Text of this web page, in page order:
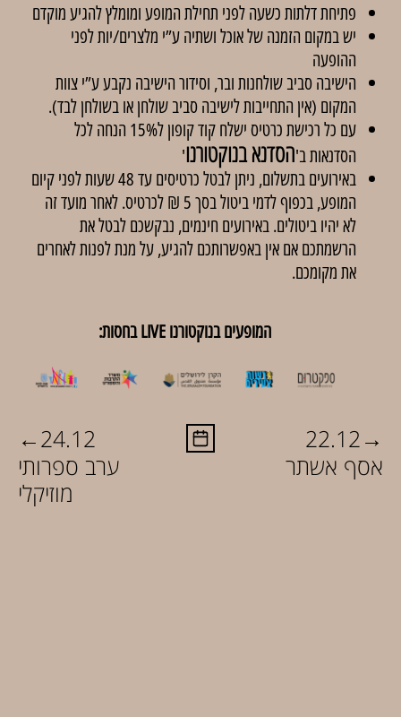
פתיחת דלתות כשעה לפני תחילת המופע ומומלץ להגיע מוקדם
יש במקום הזמנה של אוכל ושתיה ע”י מלצרים/יות לפני
ההופעה
הישיבה סביב שולחנות ובר, וסידור הישיבה נקבע ע”י צוות
המקום (אין התחייבות לישיבה סביב שולחן או בשולחן לבד).
עם כל רכישת כרטיס ישלח קוד קופון ל15% הנחה לכל
הסדנאות ב'הסדנא בנוקטורנו'
באירועים בתשלום, ניתן לבטל כרטיסים עד 48 שעות לפני קיום
המופע, בכפוף לדמי ביטול בסך 5 ₪ לכרטיס. לאחר מועד זה
לא יהיו ביטולים. באירועים חינמים, נבקשכם לבטל את
הרשמתכם אם אין באפשרותכם להגיע, על מנת לפנות לאחרים
את מקומכם.
המופעים בנוקטורנו LIVE בחסות:
←24.12
ערב ספרותי
מוזיקלי
22.12→
אסף אשתר